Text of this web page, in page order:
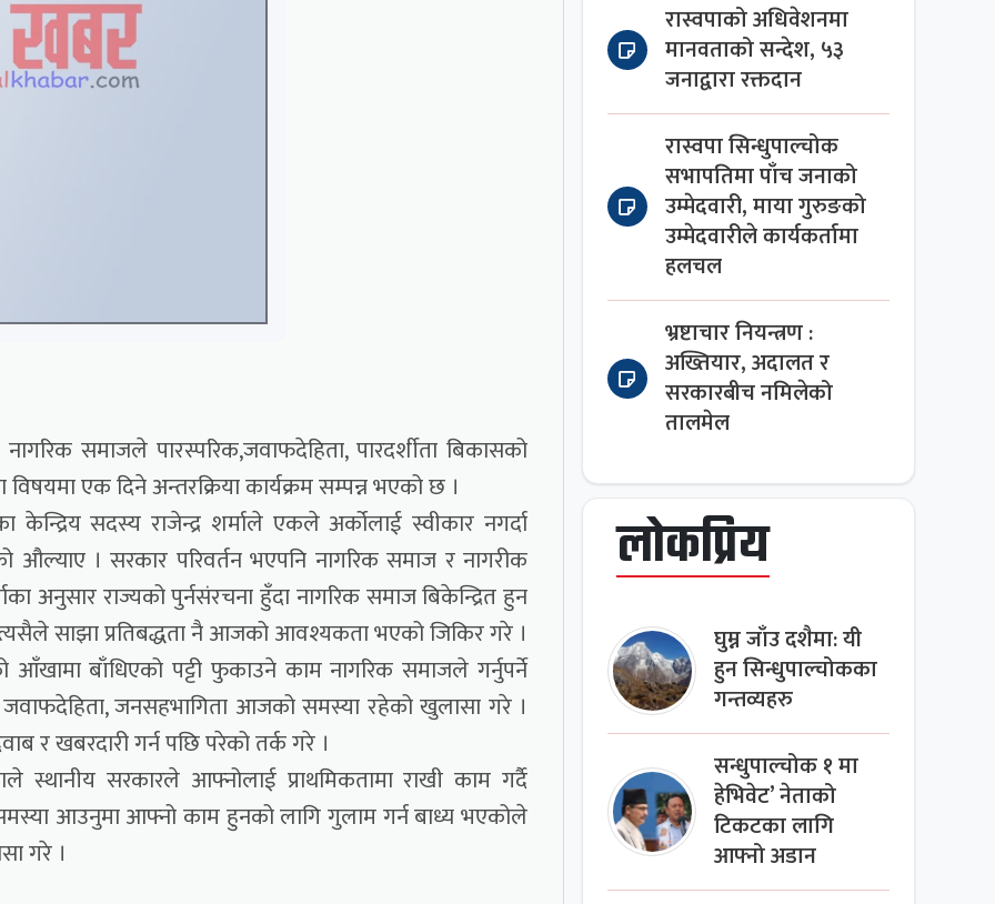
समाजले पारस्परिक,जवाफदेहिता, पारदर्शीता बिकासको
एक दिने अन्तरक्रिया कार्यक्रम सम्पन्न भएको छ ।
सदस्य राजेन्द्र शर्माले एकले अर्कोलाई स्वीकार नगर्दा
औल्याए । सरकार परिवर्तन भएपनि नागरिक समाज र नागरीक
अनुसार राज्यको पुर्नसंरचना हुँदा नागरिक समाज बिकेन्द्रित हुन
साझा प्रतिबद्धता नै आजको आवश्यकता भएको जिकिर गरे ।
बाँधिएको पट्टी फुकाउने काम नागरिक समाजले गर्नुपर्ने
जवाफदेहिता, जनसहभागिता आजको समस्या रहेको खुलासा गरे ।
र खबरदारी गर्न पछि परेको तर्क गरे ।
स्थानीय सरकारले आफ्नोलाई प्राथमिकतामा राखी काम गर्दै
आउनुमा आफ्नो काम हुनको लागि गुलाम गर्न बाध्य भएकोले
गरे ।
रास्वपाको अधिवेशनमा
मानवताको सन्देश, ५३
जनाद्वारा रक्तदान
रास्वपा सिन्धुपाल्चोक
सभापतिमा पाँच जनाको
उम्मेदवारी, माया गुरुङको
उम्मेदवारीले कार्यकर्तामा
हलचल
भ्रष्टाचार नियन्त्रण :
अख्तियार, अदालत र
सरकारबीच नमिलेको
तालमेल
लोकप्रिय
घुम्न जाँउ दशैमा: यी
हुन सिन्धुपाल्चोकका
गन्तव्यहरु
सन्धुपाल्चोक १ मा
हेभिवेट’ नेताको
टिकटका लागि
आफ्नो अडान